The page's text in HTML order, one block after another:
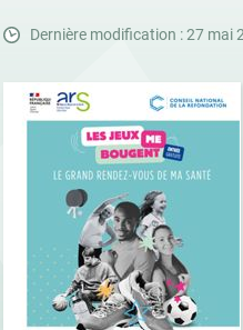
Dernière modification : 27 mai